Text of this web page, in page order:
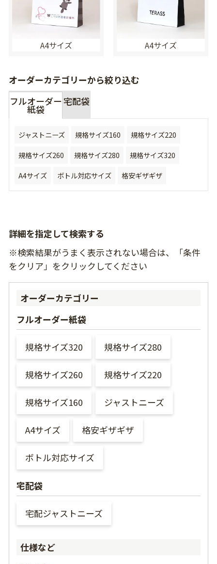
A4サイズ A4サイズ
オーダーカテゴリーから絞り込む
フルオーダー
紙袋
宅配袋
ジャストニーズ 規格サイズ160
規格サイズ220
規格サイズ260
規格サイズ280
規格サイズ320
A4サイズ
ボトル対応サイズ 格安ギザギザ
詳細を指定して検索する
※検索結果がうまく表示されない場合は、「条件
をクリア」をクリックしてください
オーダーカテゴリー
フルオーダー紙袋
規格サイズ320 規格サイズ280
規格サイズ260 規格サイズ220
規格サイズ160 ジャストニーズ
A4サイズ 格安ギザギザ
ボトル対応サイズ
宅配袋
宅配ジャストニーズ
仕様など